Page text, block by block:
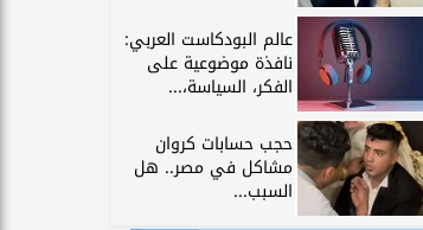
عالم البودكاست العربي:
نافذة موضوعية على
الفكر، السياسة،...
حجب حسابات كروان
مشاكل في مصر.. هل
السبب...